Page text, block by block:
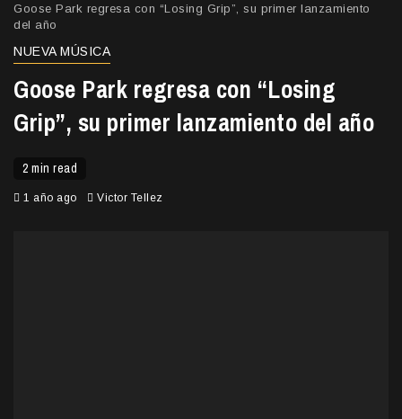
Goose Park regresa con “Losing Grip”, su primer lanzamiento
del año
NUEVA MÚSICA
Goose Park regresa con “Losing
Grip”, su primer lanzamiento del año
2 min read
1 año ago Victor Tellez